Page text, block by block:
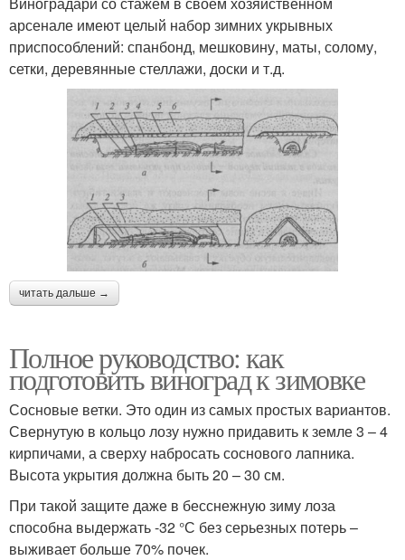
арсенале имеют целый набор зимних укрывных
приспособлений: спанбонд, мешковину, маты, солому,
сетки, деревянные стеллажи, доски и т.д.
читать дальше →
Полное руководство: как
подготовить виноград к зимовке
Сосновые ветки. Это один из самых простых вариантов.
Свернутую в кольцо лозу нужно придавить к земле 3 – 4
кирпичами, а сверху набросать соснового лапника.
Высота укрытия должна быть 20 – 30 см.
При такой защите даже в бесснежную зиму лоза
способна выдержать -32 °С без серьезных потерь –
выживает больше 70% почек.